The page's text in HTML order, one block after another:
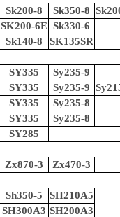
Sk200-8 Sk350-8
SK200-6E Sk330-6
Sk140-8 SK135SR
SY335
Sy235-9
SY335 Sy235-9
SY335
Sy235-8
SY335
Sy235-8
SY285
Zx870-3 Zx470-3
Sh350-5
SH210A5
SH300A3 SH200A3